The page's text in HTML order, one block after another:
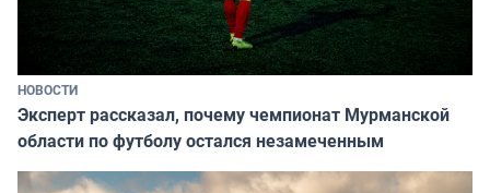
НОВОСТИ
Эксперт рассказал, почему чемпионат Мурманской
области по футболу остался незамеченным